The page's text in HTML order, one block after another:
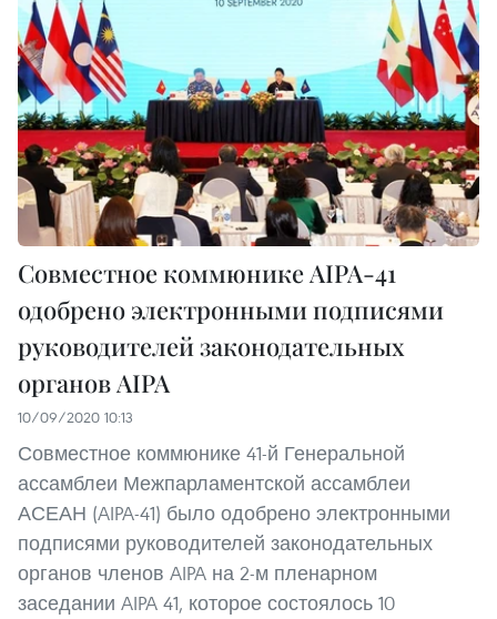
Совместное коммюнике AIPA-41
одобрено электронными подписями
руководителей законодательных
органов AIPA
10/09/2020 10:13
Совместное коммюнике 41-й Генеральной
ассамблеи Межпарламентской ассамблеи
АСЕАН (AIPA-41) было одобрено электронными
подписями руководителей законодательных
органов членов AIPA на 2-м пленарном
заседании AIPA 41, которое состоялось 10